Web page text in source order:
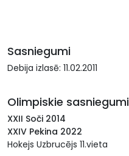
Sasniegumi
Debija izlasē: 11.02.2011
Olimpiskie sasniegumi
XXII Soči 2014
XXIV Pekina 2022
Hokejs Uzbrucējs 11.vieta